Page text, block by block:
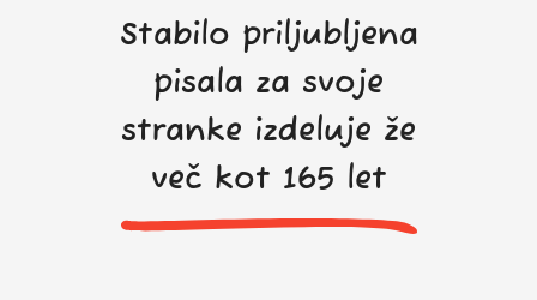
Stabilo priljubljena
pisala za svoje
stranke izdeluje že
več kot 165 let